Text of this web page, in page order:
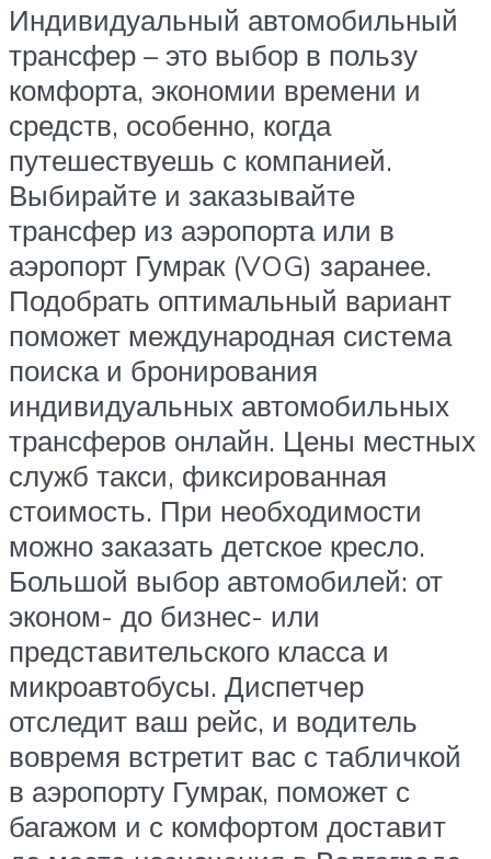
Индивидуальный автомобильный
трансфер – это выбор в пользу
комфорта, экономии времени и
средств, особенно, когда
путешествуешь с компанией.
Выбирайте и заказывайте
трансфер из аэропорта или в
аэропорт Гумрак (VOG) заранее.
Подобрать оптимальный вариант
поможет международная система
поиска и бронирования
индивидуальных автомобильных
трансферов онлайн. Цены местных
служб такси, фиксированная
стоимость. При необходимости
можно заказать детское кресло.
Большой выбор автомобилей: от
эконом- до бизнес- или
представительского класса и
микроавтобусы. Диспетчер
отследит ваш рейс, и водитель
вовремя встретит вас с табличкой
в аэропорту Гумрак, поможет с
багажом и с комфортом доставит